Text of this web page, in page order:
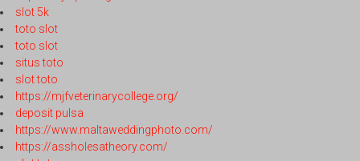
slot 5k
toto slot
toto slot
situs toto
slot toto
https://mjfveterinarycollege.org/
deposit pulsa
https://www.maltaweddingphoto.com/
https://assholesatheory.com/